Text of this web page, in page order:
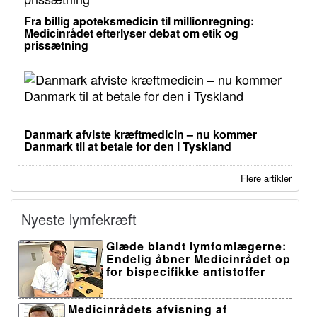
Fra billig apoteksmedicin til millionregning:
Medicinrådet efterlyser debat om etik og
prissætning
Danmark afviste kræftmedicin – nu kommer
Danmark til at betale for den i Tyskland
Flere artikler
Nyeste lymfekræft
Glæde blandt lymfomlægerne:
Endelig åbner Medicinrådet op
for bispecifikke antistoffer
Medicinrådets afvisning af